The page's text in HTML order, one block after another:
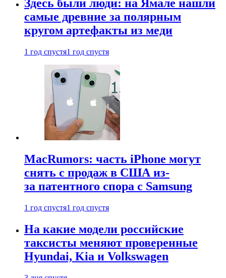
Здесь были люди: на Ямале нашли
самые древние за полярным
кругом артефакты из меди
1 год спустя1 год спустя
MacRumors: часть iPhone могут
снять с продаж в США из-
за патентного спора с Samsung
1 год спустя1 год спустя
На какие модели российские
таксисты меняют проверенные
Hyundai, Kia и Volkswagen